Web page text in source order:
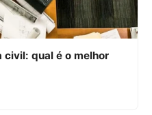
civil: qual é o melhor